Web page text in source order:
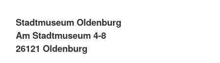
Stadtmuseum Oldenburg
Am Stadtmuseum 4-8
26121 Oldenburg